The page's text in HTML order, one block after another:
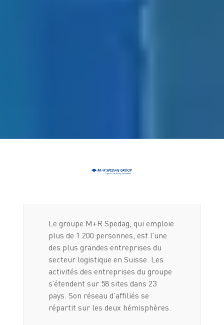
Le groupe M+R Spedag, qui emploie
plus de 1.200 personnes, est l’une
des plus grandes entreprises du
secteur logistique en Suisse. Les
activités des entreprises du groupe
s’étendent sur 58 sites dans 23
pays. Son réseau d’affiliés se
répartit sur les deux hémisphères.